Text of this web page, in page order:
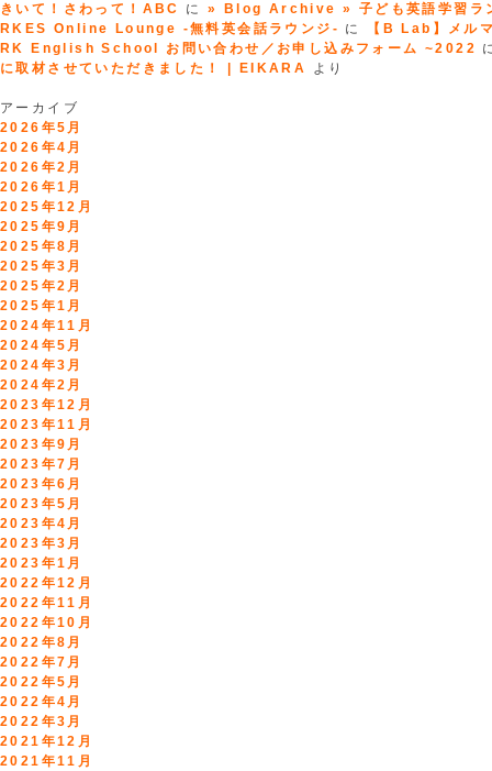
ま
話
せ
る
きいて！さわって！ABC
に» Blog Archive » 子ども英語学習ラ
RKES Online Lounge -無料英会話ラウンジ- に
【B Lab】メ
RK English School お問い合わせ／お申し込みフォーム ~2022
に取材させていただきました！ | EIKARA
より
アーカイブ
2026年5月
2026年4月
2026年2月
2026年1月
2025年12月
2025年9月
2025年8月
2025年3月
2025年2月
2025年1月
2024年11月
2024年5月
2024年3月
2024年2月
2023年12月
2023年11月
2023年9月
2023年7月
2023年6月
2023年5月
2023年4月
2023年3月
2023年1月
2022年12月
2022年11月
2022年10月
2022年8月
2022年7月
2022年5月
2022年4月
2022年3月
2021年12月
2021年11月